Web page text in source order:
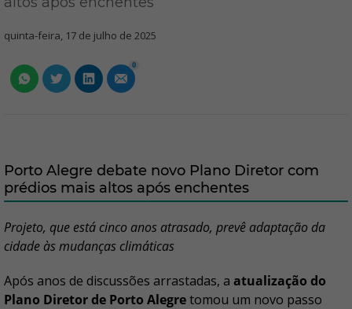
quinta-feira, 17 de julho de 2025
0
Porto Alegre debate novo Plano Diretor com
prédios mais altos após enchentes
Projeto, que está cinco anos atrasado, prevê adaptação da
cidade às mudanças climáticas
Após anos de discussões arrastadas, a atualização do
Plano Diretor de Porto Alegretomou um novo passo